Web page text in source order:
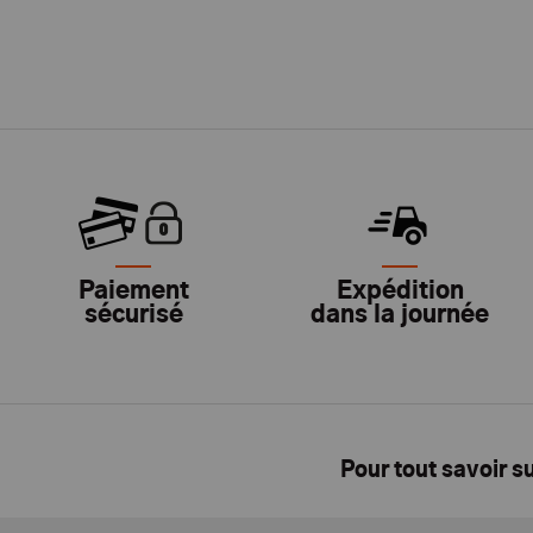
Paiement
sécurisé
Expédition
dans la journée
Pour tout savoir